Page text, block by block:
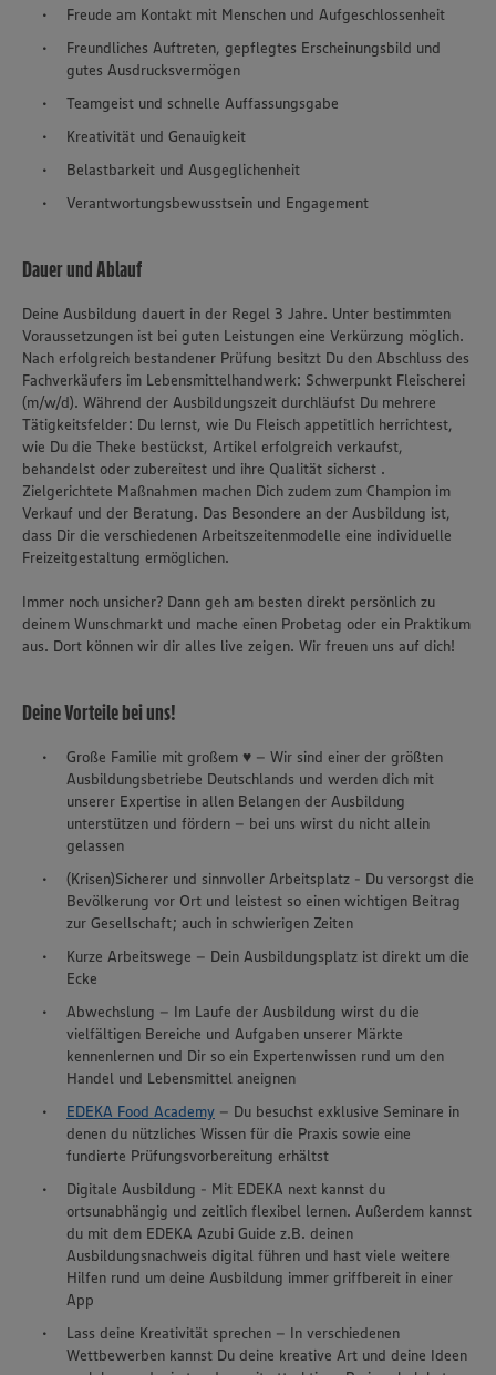
Freude am Kontakt mit Menschen und Aufgeschlossenheit
Freundliches Auftreten, gepflegtes Erscheinungsbild und
gutes Ausdrucksvermögen
Teamgeist und schnelle Auffassungsgabe
Kreativität und Genauigkeit
Belastbarkeit und Ausgeglichenheit
Verantwortungsbewusstsein und Engagement
Dauer und Ablauf
Deine Ausbildung dauert in der Regel 3 Jahre. Unter bestimmten
Voraussetzungen ist bei guten Leistungen eine Verkürzung möglich.
Nach erfolgreich bestandener Prüfung besitzt Du den Abschluss des
Fachverkäufers im Lebensmittelhandwerk: Schwerpunkt Fleischerei
(m/w/d). Während der Ausbildungszeit durchläufst Du mehrere
Tätigkeitsfelder: Du lernst, wie Du Fleisch appetitlich herrichtest,
wie Du die Theke bestückst, Artikel erfolgreich verkaufst,
behandelst oder zubereitest und ihre Qualität sicherst .
Zielgerichtete Maßnahmen machen Dich zudem zum Champion im
Verkauf und der Beratung. Das Besondere an der Ausbildung ist,
dass Dir die verschiedenen Arbeitszeitenmodelle eine individuelle
Freizeitgestaltung ermöglichen.
Immer noch unsicher? Dann geh am besten direkt persönlich zu
deinem Wunschmarkt und mache einen Probetag oder ein Praktikum
aus. Dort können wir dir alles live zeigen. Wir freuen uns auf dich!
Deine Vorteile bei uns!
Große Familie mit großem ♥ – Wir sind einer der größten
Ausbildungsbetriebe Deutschlands und werden dich mit
unserer Expertise in allen Belangen der Ausbildung
unterstützen und fördern – bei uns wirst du nicht allein
gelassen
(Krisen)Sicherer und sinnvoller Arbeitsplatz - Du versorgst die
Bevölkerung vor Ort und leistest so einen wichtigen Beitrag
zur Gesellschaft; auch in schwierigen Zeiten
Kurze Arbeitswege – Dein Ausbildungsplatz ist direkt um die
Ecke
Abwechslung – Im Laufe der Ausbildung wirst du die
vielfältigen Bereiche und Aufgaben unserer Märkte
kennenlernen und Dir so ein Expertenwissen rund um den
Handel und Lebensmittel aneignen
EDEKA Food Academy – Du besuchst exklusive Seminare in
denen du nützliches Wissen für die Praxis sowie eine
fundierte Prüfungsvorbereitung erhältst
Digitale Ausbildung - Mit EDEKA next kannst du
ortsunabhängig und zeitlich flexibel lernen. Außerdem kannst
du mit dem EDEKA Azubi Guide z.B. deinen
Ausbildungsnachweis digital führen und hast viele weitere
Hilfen rund um deine Ausbildung immer griffbereit in einer
App
Lass deine Kreativität sprechen – In verschiedenen
Wettbewerben kannst Du deine kreative Art und deine Ideen